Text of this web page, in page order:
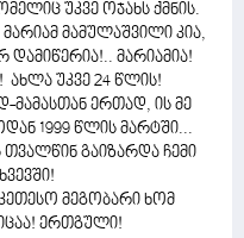
უკვე ოჯახს ქმნის.
მამულაშვილი კია,
მარიამია!
ახლა უკვე 24 წლის!
მამასთან ერთად, ის მე
1999 წლის მარტში...
თვალწინ გაიზარდა ჩემი
მეგობარი ხომ
ერთგული!